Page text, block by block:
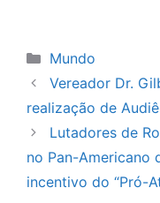
Categorias
Mundo
Vereador Dr.
realização de
Lutadores de
no Pan-Americano
incentivo do “Pró-